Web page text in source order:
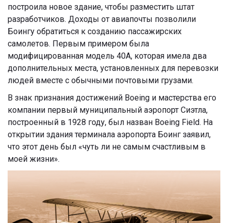
построила новое здание, чтобы разместить штат
разработчиков. Доходы от авиапочты позволили
Боингу обратиться к созданию пассажирских
самолетов. Первым примером была
модифицированная модель 40A, которая имела два
дополнительных места, установленных для перевозки
людей вместе с обычными почтовыми грузами.
В знак признания достижений Boeing и мастерства его
компании первый муниципальный аэропорт Сиэтла,
построенный в 1928 году, был назван Boeing Field. На
открытии здания терминала аэропорта Боинг заявил,
что этот день был «чуть ли не самым счастливым в
моей жизни».